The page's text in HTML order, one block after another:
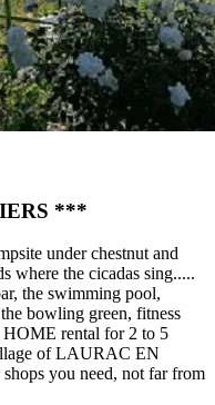
***
under chestnut and
where the cicadas sing.....
the swimming pool,
bowling green, fitness
rental for 2 to 5
of LAURAC EN
you need, not far from